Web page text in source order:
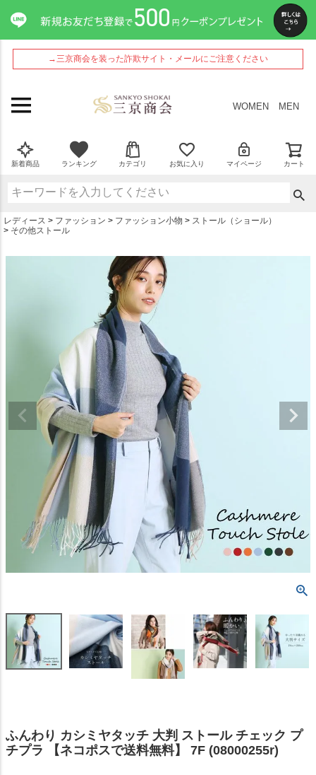
→三京商会を装った詐欺サイト・メールにご注意ください
WOMEN MEN
新着商品 ランキング カテゴリ お気に入り マイページ カート
レディース ファッション ファッション小物
ストール（ショール）
その他ストール
ふんわり カシミヤタッチ 大判 ストール チェック プ
チプラ 【ネコポスで送料無料】 7F (08000255r)
ペー
ジト
ップ
へ